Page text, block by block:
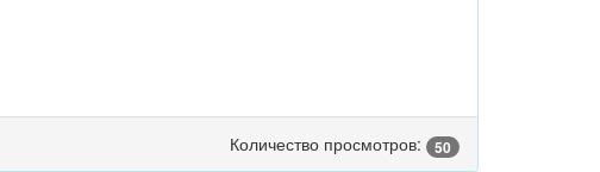
Количество просмотров: 50